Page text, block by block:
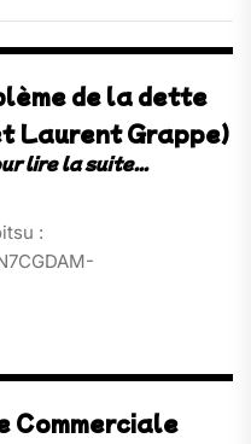
de la dette
Laurent Grappe)
:
Commerciale